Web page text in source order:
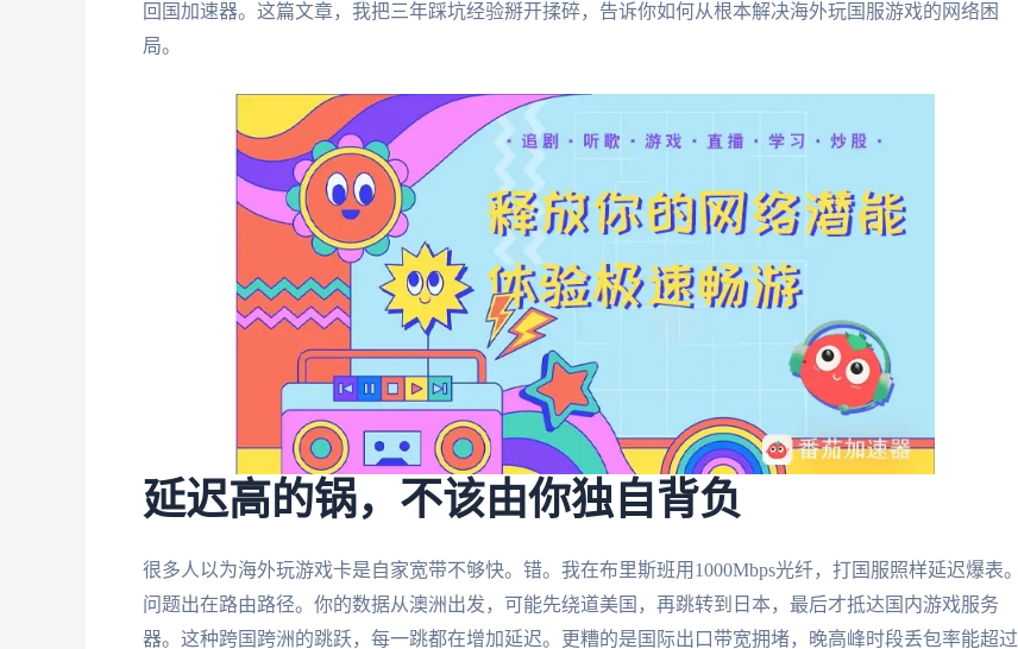
回国加速器。这篇文章，我把三年踩坑经验掰开揉碎，告诉你如何从根本解决海外玩国服游戏的网络困
局。
延迟高的锅，不该由你独自背负
很多人以为海外玩游戏卡是自家宽带不够快。错。我在布里斯班用1000Mbps光纤，打国服照样延迟爆表。
问题出在路由路径。你的数据从澳洲出发，可能先绕道美国，再跳转到日本，最后才抵达国内游戏服务
器。这种跨国跨洲的跳跃，每一跳都在增加延迟。更糟的是国际出口带宽拥堵，晚高峰时段丢包率能超过